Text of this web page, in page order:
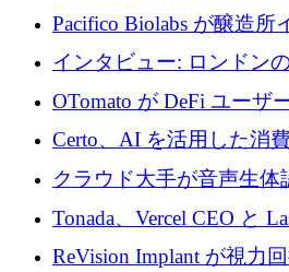
ムを拡大するために 500
Pacifico Biolabs が醸造所
質生産に転換するために
インタビュー: ロンドン
ーン Tide の CEO、オリ
OTomato が DeFi ユーザ
インテリジェンス レイヤ
Improbable から 200 万ド
Certo、AI を活用した消
プラットフォームのため
クラウド大手が音声生体
るなか、Voxmindが54万
ード資金を調達
Tonada、Vercel CEO と
援を受けてステルス撤退
ReVision Implant が視力